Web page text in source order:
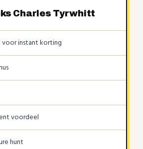
Charles Tyrwhitt
voor instant korting
voordeel
hunt